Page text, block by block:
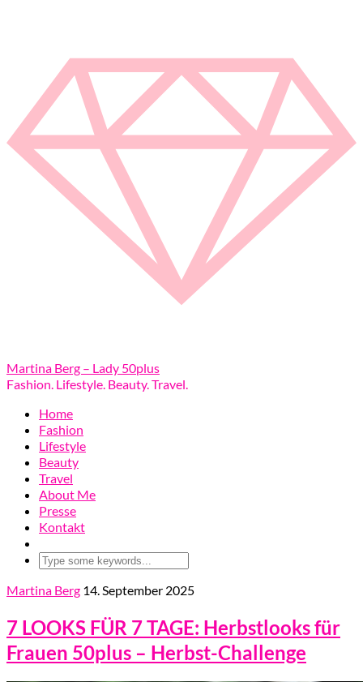
Martina Berg – Lady 50plus
Fashion. Lifestyle. Beauty. Travel.
Home
Fashion
Lifestyle
Beauty
Travel
About Me
Presse
Kontakt
Martina Berg 14. September 2025
7 LOOKS FÜR 7 TAGE: Herbstlooks für
Frauen 50plus – Herbst-Challenge